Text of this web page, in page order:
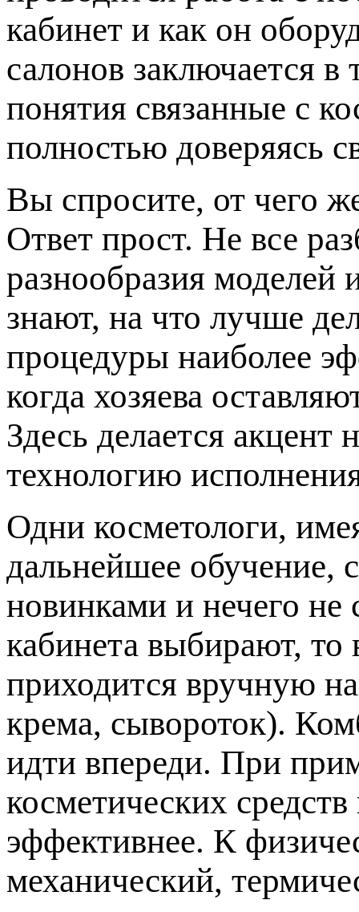
кабинет и как он
салонов заключается
понятия связанные с
полностью доверяясь
Вы спросите, от чего
Ответ прост. Не все
разнообразия моделей
знают, на что лучше
процедуры наиболее
когда хозяева
Здесь делается акцент
технологию
Одни косметологи,
дальнейшее обучение,
новинками и нечего
кабинета выбирают, то
приходится вручную
крема, сывороток).
идти впереди. При
косметических
эффективнее. К
механический,